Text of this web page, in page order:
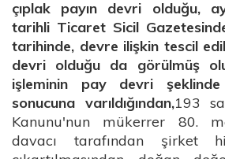
çıplak payın devri olduğu,
tarihli Ticaret Sicil
tarihinde, devre ilişkin tescil
devri olduğu da görülmüş
işleminin pay devri şeklinde
sonucuna varıldığından,193
Kanunu'nun mükerrer 80.
davacı tarafından şirket